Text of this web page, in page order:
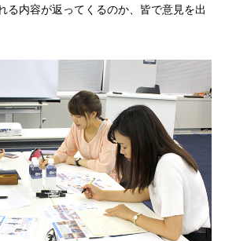
る内容が返ってくるのか、皆で意見を出